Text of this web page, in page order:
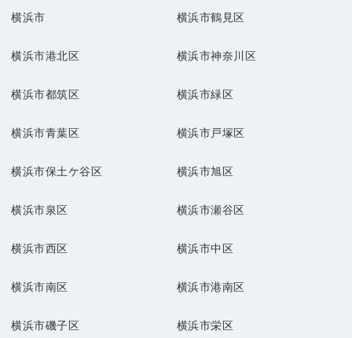
横浜市 横浜市鶴見区
横浜市港北区 横浜市神奈川区
横浜市都筑区 横浜市緑区
横浜市青葉区 横浜市戸塚区
横浜市保土ケ谷区 横浜市旭区
横浜市泉区 横浜市瀬谷区
横浜市西区 横浜市中区
横浜市南区 横浜市港南区
横浜市磯子区 横浜市栄区